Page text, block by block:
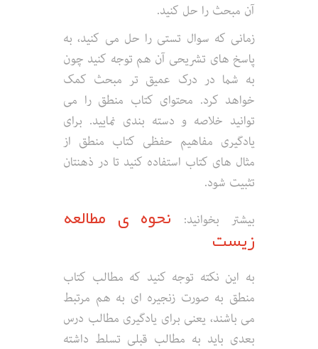
آن مبحث را حل کنید.
زمانی که سوال تستی را حل می کنید، به
پاسخ های تشریحی آن هم توجه کنید چون
به شما در درک عمیق تر مبحث کمک
خواهد کرد. محتوای کتاب منطق را می
توانید خلاصه و دسته بندی نمایید. برای
یادگیری مفاهیم حفظی کتاب منطق از
مثال های کتاب استفاده کنید تا در ذهنتان
تثبیت شود.
بیشتر بخوانید: نحوه ی مطالعه
زیست
به این نکته توجه کنید که مطالب کتاب
منطق به صورت زنجیره ای به هم مرتبط
می باشند، یعنی برای یادگیری مطالب درس
بعدی باید به مطالب قبلی تسلط داشته